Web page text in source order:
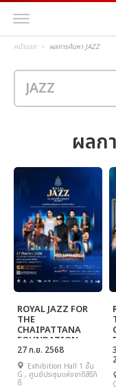
หน้าแรก ผลการค้นหา JAZZ
ผลก
ROYAL JAZZ FOR
THE
CHAIPATTANA
FOUNDATION
VOLUME 2
27 ก.ย. 2568
Exhibition Hall 1 ชั้น
G , ศูนย์ประชุมแห่งชาติสิริกิ
ติ์